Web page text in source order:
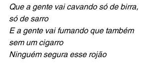
Que a gente vai cavando só de birra,
só de sarro
E a gente vai fumando que também
sem um cigarro
Ninguém segura esse rojão